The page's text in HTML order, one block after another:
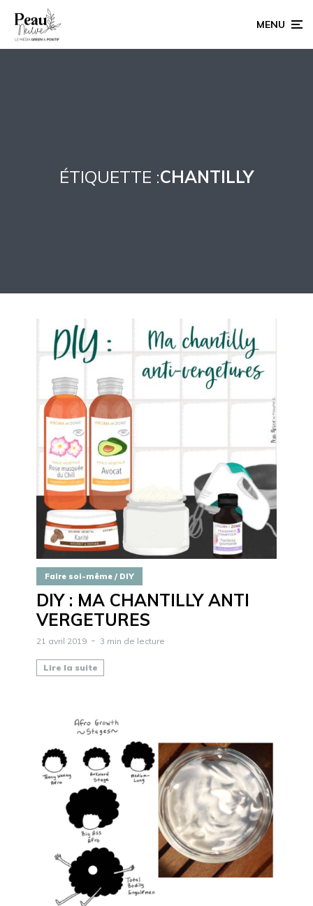
MENU
ÉTIQUETTE :CHANTILLY
Faire soi-même / DIY
DIY : MA CHANTILLY ANTI
VERGETURES
21 avril 2019 3 min de lecture
Lire la suite